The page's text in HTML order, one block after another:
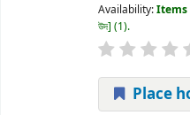
Availability:Items
উদ (1).
Place